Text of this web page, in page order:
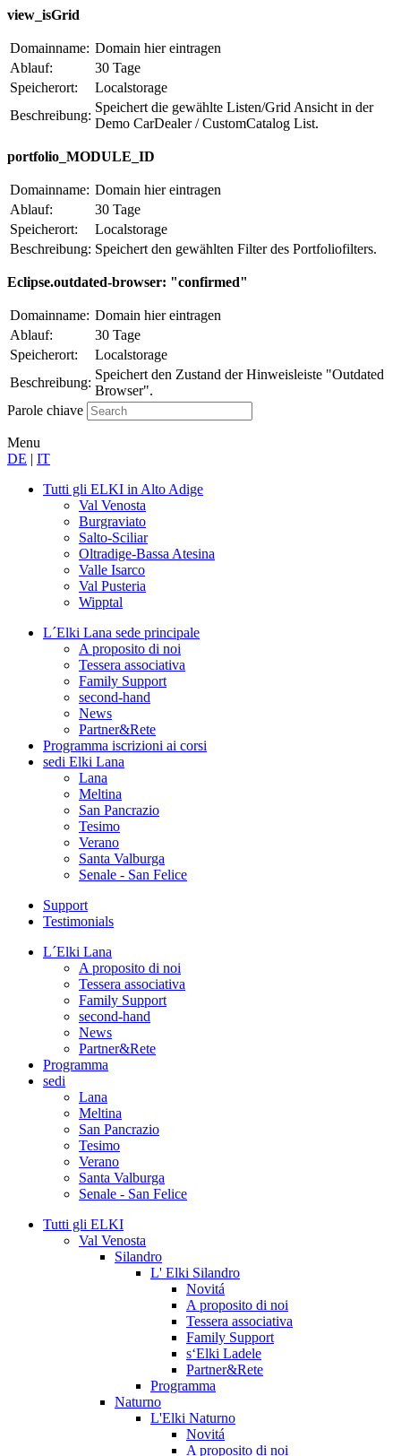
view_isGrid
Domainname: Domain hier eintragen
Ablauf:
30 Tage
Speicherort:
Localstorage
Beschreibung:
Speichert die gewählte Listen/Grid Ansicht in der
Demo CarDealer / CustomCatalog List.
portfolio_MODULE_ID
Domainname: Domain hier eintragen
Ablauf:
30 Tage
Speicherort:
Localstorage
Beschreibung: Speichert den gewählten Filter des Portfoliofilters.
Eclipse.outdated-browser: "confirmed"
Domainname: Domain hier eintragen
Ablauf:
30 Tage
Speicherort:
Localstorage
Beschreibung:
Speichert den Zustand der Hinweisleiste "Outdated
Browser".
Parole chiave
Menu
DE | IT
Tutti gli ELKI in Alto Adige
Val Venosta
Burgraviato
Salto-Sciliar
Oltradige-Bassa Atesina
Valle Isarco
Val Pusteria
Wipptal
L´Elki Lana sede principale
A proposito di noi
Tessera associativa
Family Support
second-hand
News
Partner&Rete
Programma iscrizioni ai corsi
sedi Elki Lana
Lana
Meltina
San Pancrazio
Tesimo
Verano
Santa Valburga
Senale - San Felice
Support
Testimonials
L´Elki Lana
A proposito di noi
Tessera associativa
Family Support
second-hand
News
Partner&Rete
Programma
sedi
Lana
Meltina
San Pancrazio
Tesimo
Verano
Santa Valburga
Senale - San Felice
Tutti gli ELKI
Val Venosta
Silandro
L' Elki Silandro
Novitá
A proposito di noi
Tessera associativa
Family Support
s‘Elki Ladele
Partner&Rete
Programma
Naturno
L'Elki Naturno
Novitá
A proposito di noi